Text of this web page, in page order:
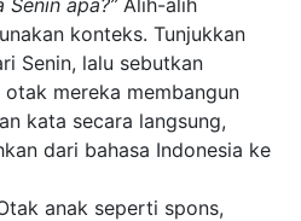
konteks. Tunjukkan
Senin, lalu sebutkan
otak mereka membangun
kata secara langsung,
dari bahasa Indonesia ke
anak seperti spons,